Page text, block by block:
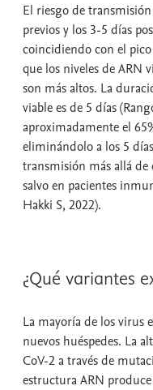
El riesgo de
previos y los 3-5 días
coincidiendo con el
que los niveles de ARN
son más altos. La
viable es de 5 días
aproximadamente el
eliminándolo a los 5
transmisión más allá de
salvo en pacientes
Hakki S, 2022).
¿Qué variantes
La mayoría de los virus
nuevos huéspedes. La
CoV-2 a través de
estructura ARN